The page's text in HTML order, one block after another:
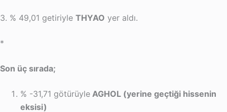
3. % 49,01 getiriyle THYAO yer aldı.
*
Son üç sırada;
% -31,71 götürüyle AGHOL (yerine geçtiği hissenin
eksisi)